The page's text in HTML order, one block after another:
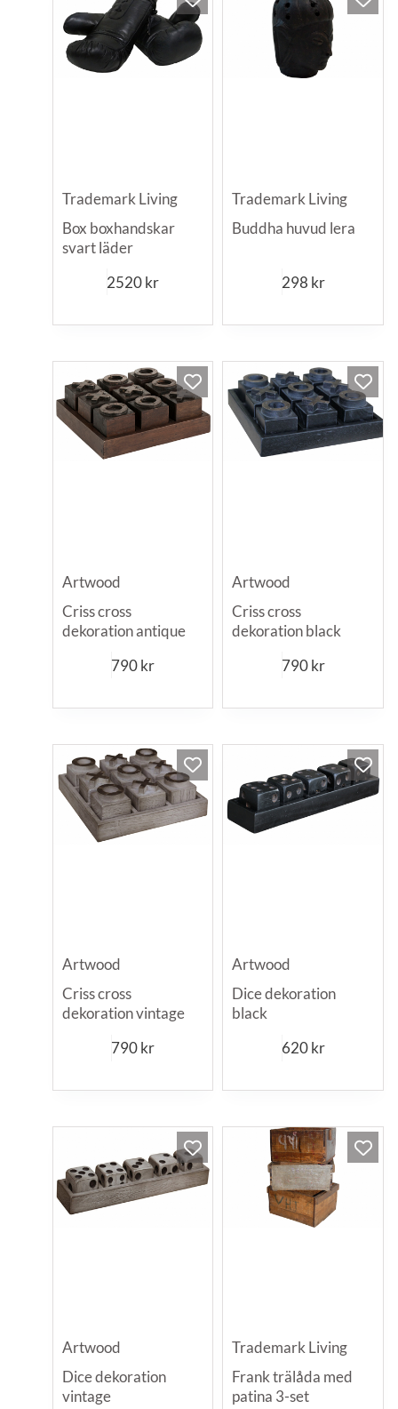
Trademark Living
Box boxhandskar
svart läder
2520kr
Trademark Living
Buddha huvud lera
298 kr
Artwood
Criss cross
dekoration antique
790kr
Artwood
Criss cross
dekoration black
790kr
Artwood
Criss cross
dekoration vintage
790kr
Artwood
Dice dekoration
black
620kr
Artwood
Dice dekoration
vintage
Trademark Living
Frank trälåda med
patina 3-set